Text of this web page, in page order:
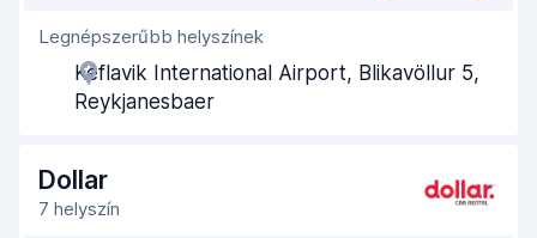
Ügynöki segítőkészség
Az autó átvételéhez szükséges idő
Az autó tisztasága 9,0
Legnépszerűbb helyszínek
Keflavik International Airport, Blikavöllur 5,
Reykjanesbaer
Dollar
7 helyszín